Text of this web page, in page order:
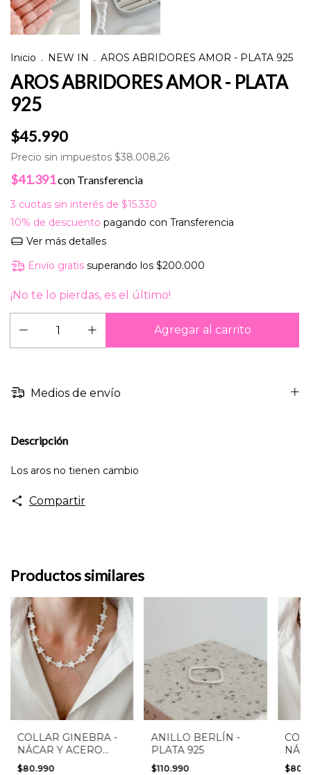
Inicio . NEW IN . AROS ABRIDORES AMOR - PLATA 925
AROS ABRIDORES AMOR - PLATA
925
$45.990
Precio sin impuestos $38.008,26
$41.391con Transferencia
3 cuotas sin interés de $15.330
10% de descuento pagando con Transferencia
Ver más detalles
Envío gratis superando los$200.000
¡No te lo pierdas, es el último!
Medios de envío
Descripción
Los aros no tienen cambio
Compartir
Productos similares
COLLAR GINEBRA -
NÁCAR Y ACERO
QUIRÚRGICO
$80.990
ANILLO BERLÍN -
PLATA 925
$110.990